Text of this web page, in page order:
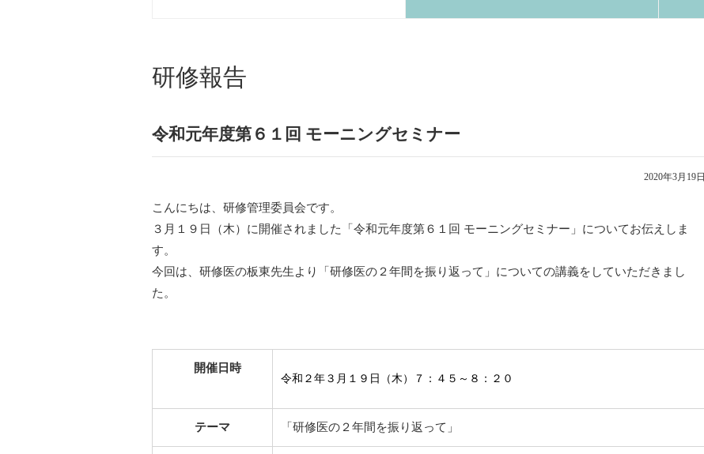
研修報告
令和元年度第６１回 モーニングセミナー
2020年3月19日
こんにちは、研修管理委員会です。
３月１９日（木）に開催されました「令和元年度第６１回 モーニングセミナー」についてお伝えしま
す。
今回は、研修医の板東先生より「研修医の２年間を振り返って」についての講義をしていただきまし
た。
開催日時
令和２年３ 月１９ 日（木）７：４５～８：２０
テーマ 「研修医の２年間を振り返って」